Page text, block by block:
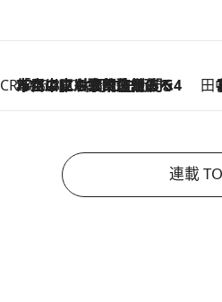
CREA'S CHOICE
2026.8.7
「立川にも歌舞伎があるんだよ」 片岡仁左衛門・市川中車ら豪華座組みで4年目の立川立飛歌舞伎へ 田「湘
連載